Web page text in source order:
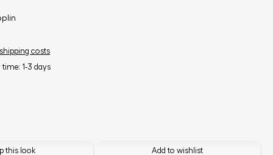
costs
time: 1-3 days
this look Add to wishlist